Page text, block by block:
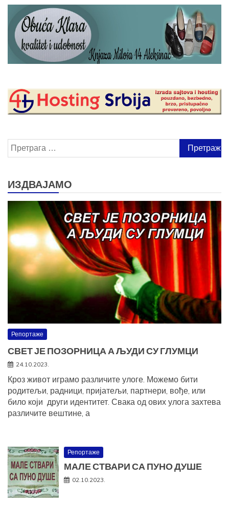
Претрага
за:
ИЗДВАЈАМО
Репортаже
СВЕТ ЈЕ ПОЗОРНИЦА А ЉУДИ СУ ГЛУМЦИ
24.10.2023.
Кроз живот играмо различите улоге. Можемо бити
родитељи, радници, пријатељи, партнери, вође, или
било који други идентитет. Свака од ових улога захтева
различите вештине, а
Репортаже
МАЛЕ СТВАРИ СА ПУНО ДУШЕ
02.10.2023.